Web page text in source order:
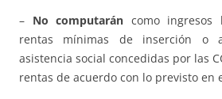
– No computarán como ingresos
rentas mínimas de inserción o
asistencia social concedidas por las
rentas de acuerdo con lo previsto en